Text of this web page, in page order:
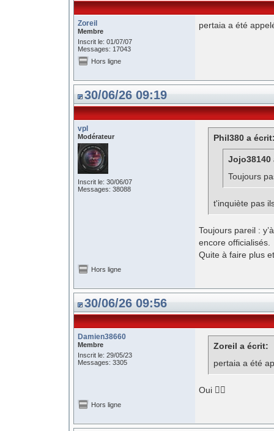
Zoreil
Membre
Inscrit le: 01/07/07
Messages: 17043
pertaia a été
Hors ligne
30/06/26 09:19
vpl
Modérateur
Inscrit le: 30/06/07
Messages: 38088
Phil380 a
Jojo38140
Toujours
t'inquiète pas
Toujours pareil :
encore officialisés.
Quite à faire plus
Hors ligne
30/06/26 09:56
Damien38660
Membre
Inscrit le: 29/05/23
Messages: 3305
Zoreil a écrit:
pertaia a été
Oui 👍🏻
Hors ligne